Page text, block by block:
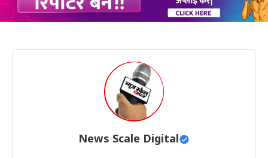
News Scale Digital